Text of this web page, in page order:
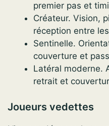
premier pas et
Créateur. Vision,
réception entre
Sentinelle.
couverture et
Latéral moderne.
retrait et
Joueurs vedettes